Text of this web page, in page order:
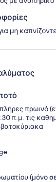
μη
πλήρες πρωινό
π.μ. τις
(μόνο